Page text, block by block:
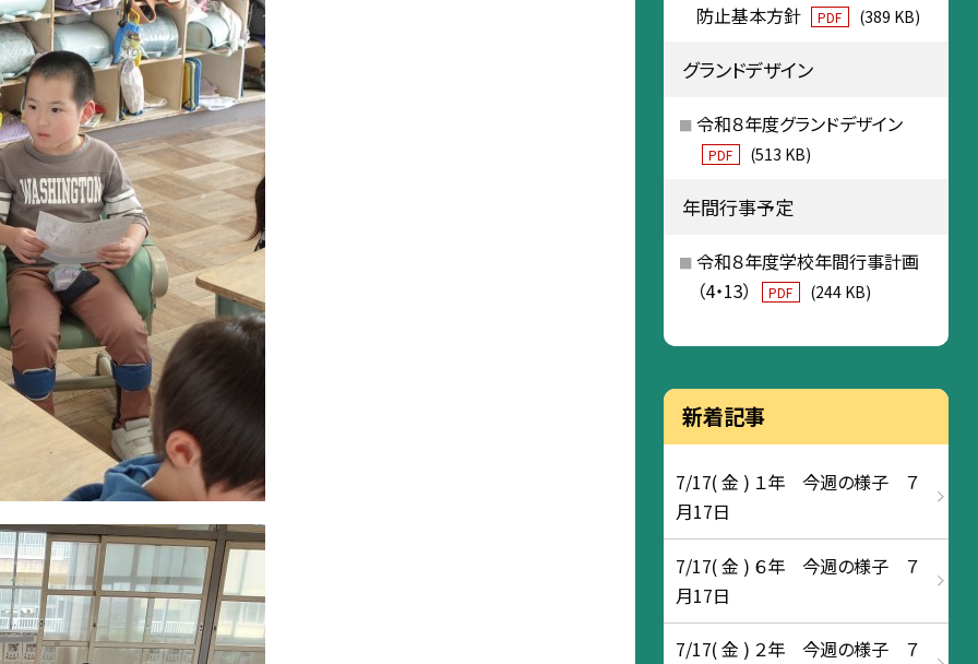
防止基本方針
PDF (389 KB)
グランドデザイン
令和８年度グランドデザイン
PDF (513 KB)
年間行事予定
令和８年度学校年間行事計画
（4・13）
PDF (244 KB)
新着記事
7/17( 金 ) １年 今週の様子 ７
月17日
7/17( 金 ) ６年 今週の様子 ７
月17日
7/17( 金 ) ２年 今週の様子 ７